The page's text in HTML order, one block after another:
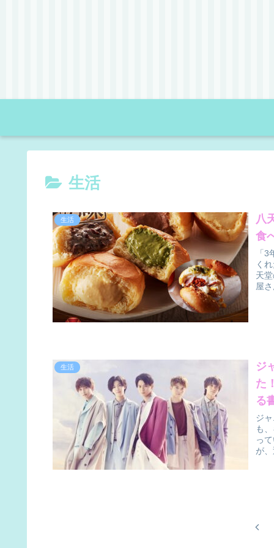
生活
生活
八
食
「
く
天
屋
生活
ジ
た
る
ジ
も
っ
が